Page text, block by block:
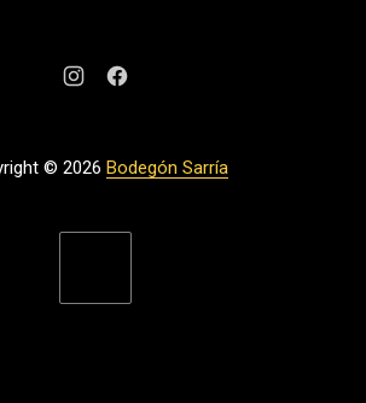
© 2026 Bodegón Sarría
New Window
New Window